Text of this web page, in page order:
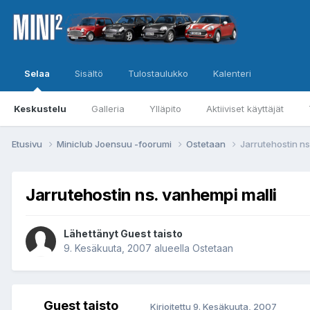
Selaa
Keskustelu Galleria Ylläpito Aktiiviset käyttäjät
Sisältö Tulostaulukko Kalenteri
Etusivu Miniclub Joensuu -foorumi Ostetaan Jarrutehostin
Jarrutehostin ns. vanhempi malli
Lähettänyt Guest taisto
9. Kesäkuuta, 2007 alueella Ostetaan
Guest taisto Kirjoitettu 9. Kesäkuuta, 2007